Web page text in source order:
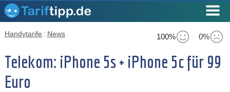
100% 0%
Handytarife : News
Telekom: iPhone 5s + iPhone 5c für 99
Euro